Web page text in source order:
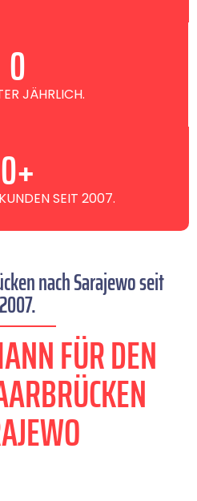
JÄHRLICH.
0
SEIT 2007.
0+
nach Sarajewo seit
2007.
FÜR DEN